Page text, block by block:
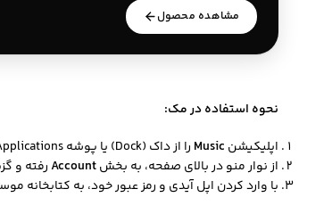
مشاهده محصول
نحوه استفاده در مک:
اپلیکیشن Music را از داک (Dock) یا پوشه Applications باز کنید.
از نوار منو در بالای صفحه، به بخشAccountرفته و
با وارد کردن اپل آیدی و رمز عبور خود، به